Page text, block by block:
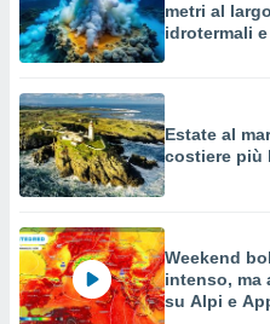
metri al
idrotermali
Estate al
costiere più
Weekend
intenso, ma
su Alpi e